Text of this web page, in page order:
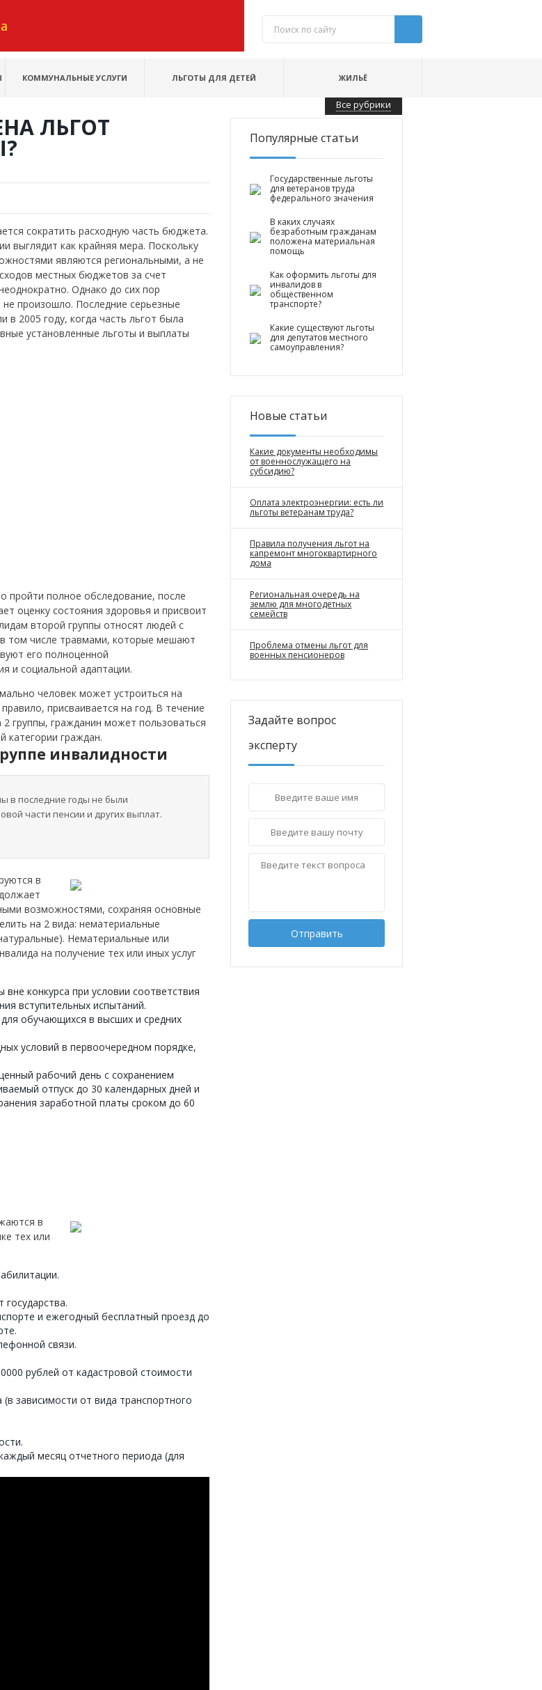
КОММУНАЛЬНЫЕ УСЛУГИ ЛЬГОТЫ ДЛЯ ДЕТЕЙ ЖИЛЬЁ
Все рубрики
ЛЬГОТ
сократить расходную часть бюджета.
выглядит как крайняя мера. Поскольку
являются региональными, а не
местных бюджетов за счет
Однако до сих пор
произошло. Последние серьезные
в 2005 году, когда часть льгот была
установленные льготы и выплаты
пройти полное обследование, после
оценку состояния здоровья и присвоит
второй группы относят людей с
том числе травмами, которые мешают
его полноценной
и социальной адаптации.
человек может устроиться на
присваивается на год. В течение
группы, гражданин может пользоваться
категории граждан.
инвалидности
в последние годы не были
части пенсии и других выплат.
в
возможностями, сохраняя основные
на 2 вида: нематериальные
Нематериальные или
на получение тех или иных услуг
конкурса при условии соответствия
вступительных испытаний.
обучающихся в высших и средних
условий в первоочередном порядке,
рабочий день с сохранением
отпуск до 30 календарных дней и
заработной платы сроком до 60
в
тех или
и ежегодный бесплатный проезд до
связи.
рублей от кадастровой стоимости
зависимости от вида транспортного
месяц отчетного периода (для
Популярные статьи
Государственные льготы
для ветеранов труда
федерального значения
В каких случаях
безработным гражданам
положена материальная
помощь
Как оформить льготы для
инвалидов в
общественном
транспорте?
Какие существуют льготы
для депутатов местного
самоуправления?
Новые статьи
Какие документы необходимы
от военнослужащего на
субсидию?
Оплата электроэнергии: есть ли
льготы ветеранам труда?
Правила получения льгот на
капремонт многоквартирного
дома
Региональная очередь на
землю для многодетных
семейств
Проблема отмены льгот для
военных пенсионеров
Задайте вопрос
эксперту